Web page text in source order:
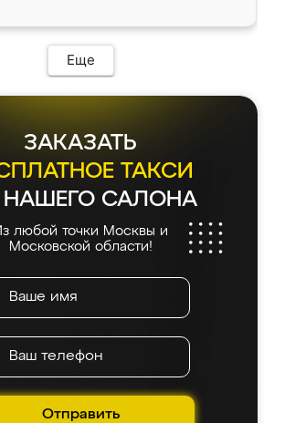
Еще
ЗАКАЗАТЬ
ТАКСИ
САЛОНА
любой точки Москвы и
Московской области!
Отправить